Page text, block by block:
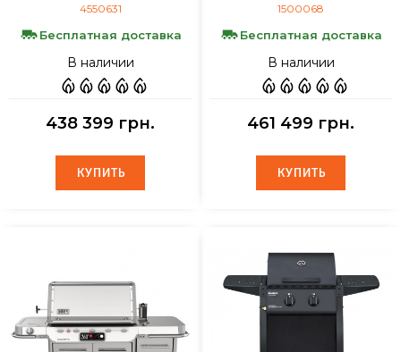
4550631
Бесплатная доставка
В наличии
438 399 грн.
КУПИТЬ
КУПИТЬ
1500068
Бесплатная доставка
В наличии
461 499 грн.
КУПИТЬ
КУПИТЬ